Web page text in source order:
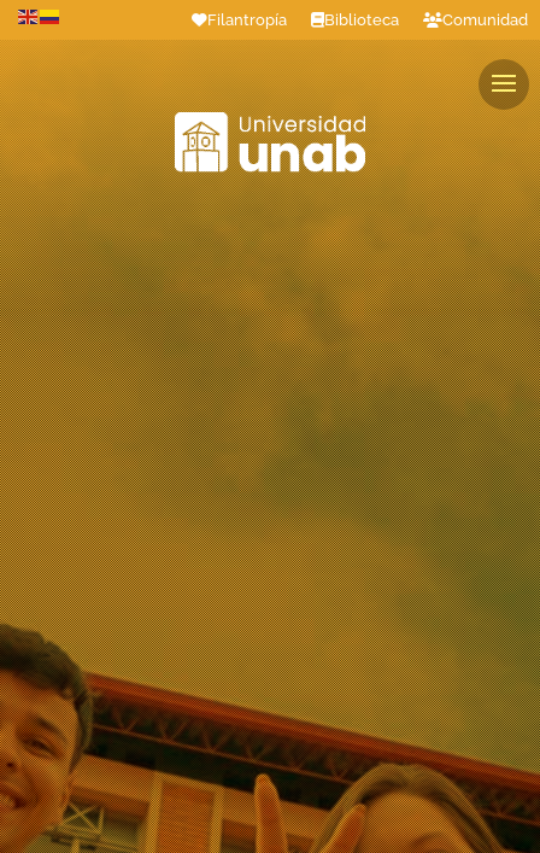
Filantropía Biblioteca Comunidad
Estudiantes Profesores Colaboradores Graduados